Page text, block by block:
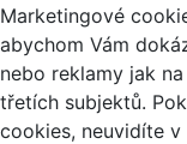
Marketingové
abychom Vám
nebo reklamy jak
třetích subjektů.
cookies, neuvidíte v